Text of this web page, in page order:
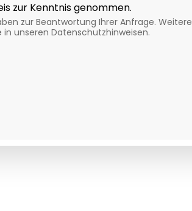
zur Kenntnis genommen.
zur Beantwortung Ihrer Anfrage. Weitere
unseren Datenschutzhinweisen.